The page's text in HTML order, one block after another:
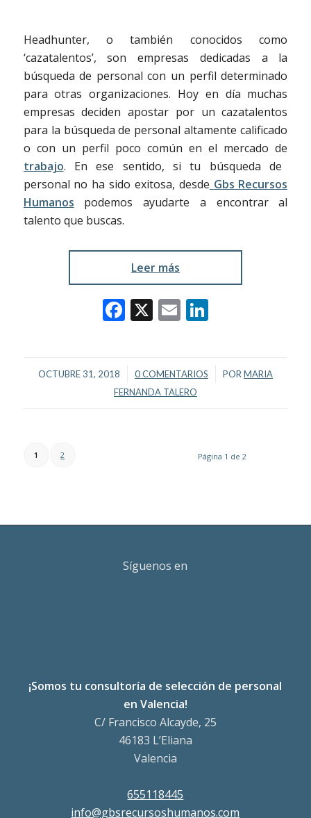
Headhunter, o también conocidos como
‘cazatalentos’, son empresas dedicadas a la
búsqueda de personal con un perfil determinado
para otras organizaciones. Hoy en día muchas
empresas deciden apostar por un cazatalentos
para la búsqueda de personal altamente calificado
o con un perfil poco común en el mercado de
trabajo. En ese sentido, si tu búsqueda de
personal no ha sido exitosa, desde Gbs Recursos
Humanos podemos ayudarte a encontrar al
talento que buscas.
Leer más
Facebook
X EmailLinkedIn
OCTUBRE 31, 2018
/ 0 COMENTARIOS
/ POR MARIA
FERNANDA TALERO
Página 1 de 2
1 2
Síguenos en
¡Somos tu consultoría de selección de personal
en Valencia!
C/ Francisco Alcayde, 25
46183 L’Eliana
Valencia
655118445
info@gbsrecursoshumanos.com